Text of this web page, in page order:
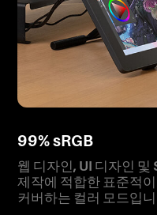
99% sRGB
웹 디자인, UI 디자인 및
제작에 적합한 표준적
커버하는 컬러 모드입